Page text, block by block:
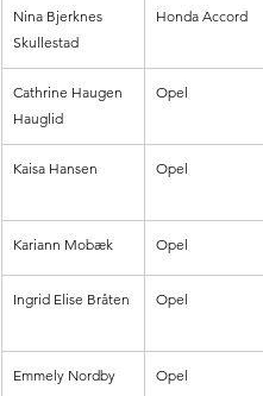
Nina Bjerknes
Skullestad
Honda Accord
Cathrine Haugen
Hauglid
Opel
Kaisa Hansen Opel
Kariann Mobæk Opel
Ingrid Elise Bråten Opel
Emmely Nordby Opel